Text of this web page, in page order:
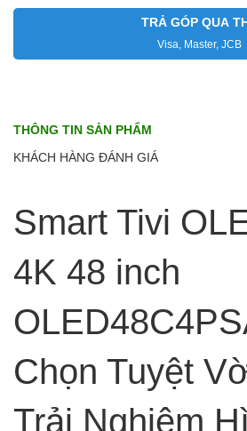
TRẢ GÓP QUA
Visa, Master, JCB
THÔNG TIN SẢN PHẨM
KHÁCH HÀNG ĐÁNH GIÁ
Smart Tivi
4K 48 inch
Chọn Tuyệt
Trải Nghiệm